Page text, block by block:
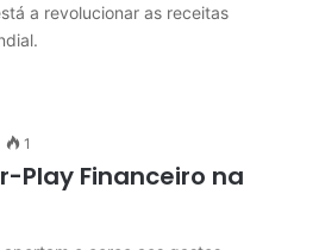
a revolucionar as receitas
1
Play Financeiro na